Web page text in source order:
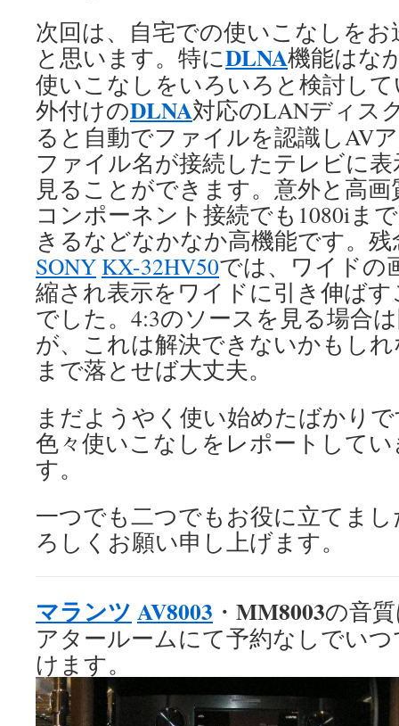
次回は、自宅での使いこなしを
と思います。特にDLNA機能はな
使いこなしをいろいろと検討し
外付けのDLNA対応のLANディス
ると自動でファイルを認識しAV
ファイル名が接続したテレビに
見ることができます。意外と高
コンポーネント接続でも1080iま
きるなどなかなか高機能です。
SONY KX-32HV50では、ワイドの
縮され表示をワイドに引き伸ば
でした。4:3のソースを見る場合
が、これは解決できないかもしれ
まで落とせば大丈夫。
まだようやく使い始めたばかり
色々使いこなしをレポートして
す。
一つでも二つでもお役に立てま
ろしくお願い申し上げます。
マランツ AV8003 ・ MM8003の音
アタールームにて予約なしでい
けます。